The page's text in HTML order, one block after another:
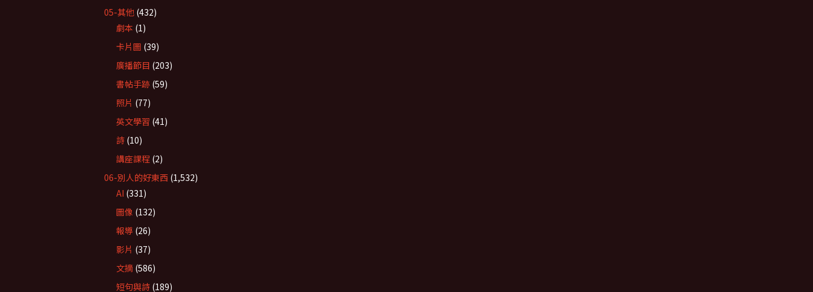
05-其他 (432)
劇本 (1)
卡片圖 (39)
廣播節目 (203)
書帖手跡 (59)
照片 (77)
英文學習 (41)
詩 (10)
講座課程 (2)
06-別人的好東西 (1,532)
AI (331)
圖像 (132)
報導 (26)
影片 (37)
文摘 (586)
短句與詩 (189)